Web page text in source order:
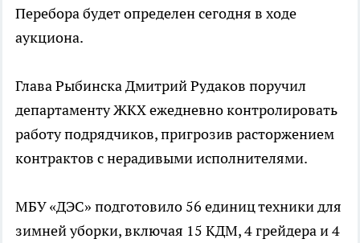
Перебора будет определен сегодня в ходе
аукциона.
Глава Рыбинска Дмитрий Рудаков поручил
департаменту ЖКХ ежедневно контролировать
работу подрядчиков, пригрозив расторжением
контрактов с нерадивыми исполнителями.
МБУ «ДЭС» подготовило 56 единиц техники для
зимней уборки, включая 15 КДМ, 4 грейдера и 4